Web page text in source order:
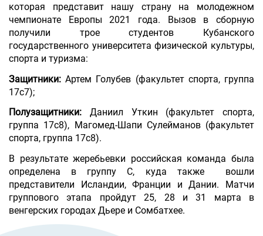
которая представит нашу страну на молодежном
чемпионате Европы 2021 года. Вызов в сборную
получили трое студентов Кубанского
государственного университета физической культуры,
спорта и туризма:
Защитники: Артем Голубев (факультет спорта, группа
17с7);
Полузащитники: Даниил Уткин (факультет спорта,
группа 17с8), Магомед-Шапи Сулейманов (факультет
спорта, группа 17с8).
В результате жеребьевки российская команда была
определена в группу C, куда также
вошли
представители Исландии, Франции и Дании. Матчи
группового этапа пройдут 25, 28 и 31 марта в
венгерских городах Дьере и Сомбатхее.